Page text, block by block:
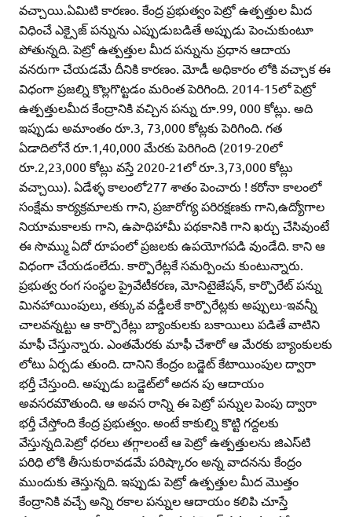
వచ్చాయి.ఏమిటి కారణం. కేంద్ర ప్రభుత్వం పెట్రో ఉత్పత్తుల మీద
విధించే ఎక్సైజ్‌ పన్నును ఎప్పుడుబడితే అప్పుడు పెంచుకుంటూ
పోతున్నది. పెట్రో ఉత్పత్తుల మీద పన్నును ప్రధాన ఆదాయ
వనరుగా చేయడమే దీనికి కారణం. మోడీ అధికారం లోకి వచ్చాక ఈ
విధంగా ప్రజల్ని కొల్లగొట్టడం మరింత పెరిగింది. 2014-15లో పెట్రో
ఉత్పత్తులమీద కేంద్రానికి వచ్చిన పన్ను రూ.99, 000 కోట్లు. అది
ఇప్పుడు అమాంతం రూ.3, 73,000 కోట్లకు పెరిగింది. గత
ఏడాదిలోనే రూ.1,40,000 మేరకు పెరిగింది (2019-20లో
రూ.2,23,000 కోట్లు వస్తే 2020-21లో రూ.3,73,000 కోట్లు
వచ్చాయి). ఏడేళ్ళ కాలంలో277 శాతం పెంచారు ! కరోనా కాలంలో
సంక్షేమ కార్యక్రమాలకు గాని, ప్రజారోగ్య పరిరక్షణకు గాని,ఉద్యోగాల
నియామకాలకు గాని, ఉపాధిహామీ పథకానికి గాని ఖర్చు చేసివుంటే
ఈ సొమ్ము ఏదో రూపంలో ప్రజలకు ఉపయోగపడి వుండేది. కాని ఆ
విధంగా చేయడంలేదు. కార్పొరేట్లకే సమర్పించు కుంటున్నారు.
ప్రభుత్వ రంగ సంస్థల ప్రైవేటీకరణ, మోనిటైజేషన్‌, కార్పొరేట్‌ పన్ను
మినహాయింపులు, తక్కువ వడ్డీలకే కార్పొరేట్లకు అప్పులు-ఇవన్నీ
చాలవన్నట్టు ఆ కార్పొరేట్లు బ్యాంకులకు బకాయిలు పడితే వాటిని
మాఫీ చేస్తున్నారు. ఎంతమేరకు మాఫీ చేశారో ఆ మేరకు బ్యాంకులకు
లోటు ఏర్పడు తుంది. దానిని కేంద్రం బడ్జెట్‌ కేటాయింపుల ద్వారా
భర్తీ చేస్తుంది. అప్పుడు బడ్జెట్‌లో అదన పు ఆదాయం
అవసరమౌతుంది. ఆ అవస రాన్ని ఈ పెట్రో పన్నుల పెంపు ద్వారా
భర్తీ చేస్తోంది కేంద్ర ప్రభుత్వం. అంటే కాకుల్ని కొట్టి గద్దలకు
వేస్తున్నది.పెట్రో ధరలు తగ్గాలంటే ఆ పెట్రో ఉత్పత్తులను జిఎస్‌టి
పరిధి లోకి తీసుకురావడమే పరిష్కారం అన్న వాదనను కేంద్రం
ముందుకు తెస్తున్నది. ఇప్పుడు పెట్రో ఉత్పత్తుల మీద మొత్తం
కేంద్రానికి వచ్చే అన్ని రకాల పన్నుల ఆదాయం కలిపి చూస్తే